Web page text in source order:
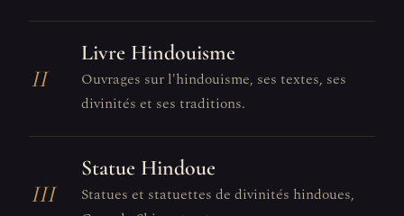
II
Livre Hindouisme
Ouvrages sur l'hindouisme, ses textes, ses
divinités et ses traditions.
III
Statue Hindoue
Statues et statuettes de divinités hindoues,